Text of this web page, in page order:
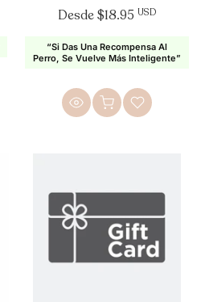
golosinas, comedero lento,
juguete de entrenamiento
intelectual para mascotas
Desde$18.95 USD
“Si Das Una Recompensa Al
Perro, Se Vuelve Más Inteligente”